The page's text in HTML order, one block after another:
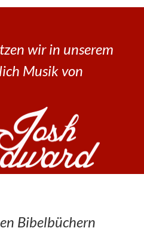
wir in unserem
Musik von
Bibelbüchern